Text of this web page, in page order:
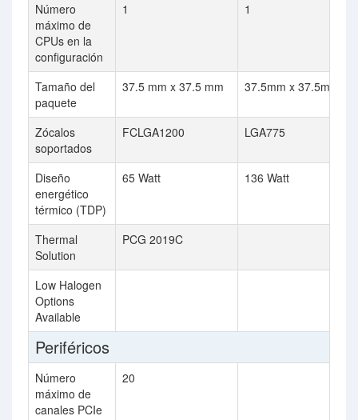
Número
máximo de
CPUs en la
configuración
1 1
Tamaño del
paquete
37.5 mm x 37.5 mm 37.5mm x 37.5mm
Zócalos
soportados
FCLGA1200 LGA775
Diseño
energético
térmico (TDP)
65 Watt 136 Watt
Thermal
Solution
PCG 2019C
Low Halogen
Options
Available
Periféricos
Número
máximo de
canales PCIe
20